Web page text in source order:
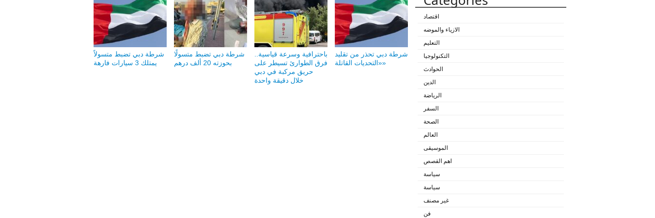
شرطة دبي تضبط متسولاً
يمتلك 3 سيارات فارهة
شرطة دبي تضبط متسولًا
بحوزته 20 ألف درهم
باحترافية وسرعة قياسية..
فرق الطوارئ تسيطر على
حريق مركبة في دبي
خلال دقيقة واحدة
شرطة دبي تحذر من تقليد
«التحديات القاتلة»
اقتصاد
الازياء والموضه
التعليم
التكنولوجيا
الحوادث
الدين
الرياضة
السفر
الصحة
العالم
الموسيقى
اهم القصص
سياسة
سياسة
غير مصنف
فن